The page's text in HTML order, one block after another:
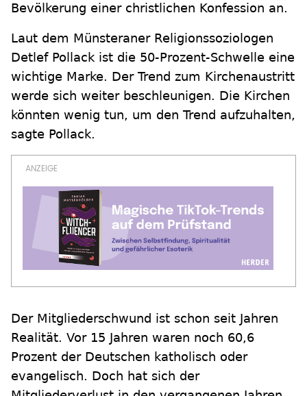
Bevölkerung einer christlichen Konfession an.
Laut dem Münsteraner Religionssoziologen
Detlef Pollack ist die 50-Prozent-Schwelle eine
wichtige Marke. Der Trend zum Kirchenaustritt
werde sich weiter beschleunigen. Die Kirchen
könnten wenig tun, um den Trend aufzuhalten,
sagte Pollack.
Der Mitgliederschwund ist schon seit Jahren
Realität. Vor 15 Jahren waren noch 60,6
Prozent der Deutschen katholisch oder
evangelisch. Doch hat sich der